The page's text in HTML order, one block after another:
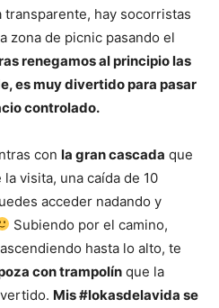
transparente, hay socorristas
zona de picnic pasando el
renegamos al principio las
es muy divertido para pasar
controlado.
con la gran cascada que
visita, una caída de 10
acceder nadando y
Subiendo por el camino,
hasta lo alto, te
con trampolín que la
Mis #lokasdelavida se